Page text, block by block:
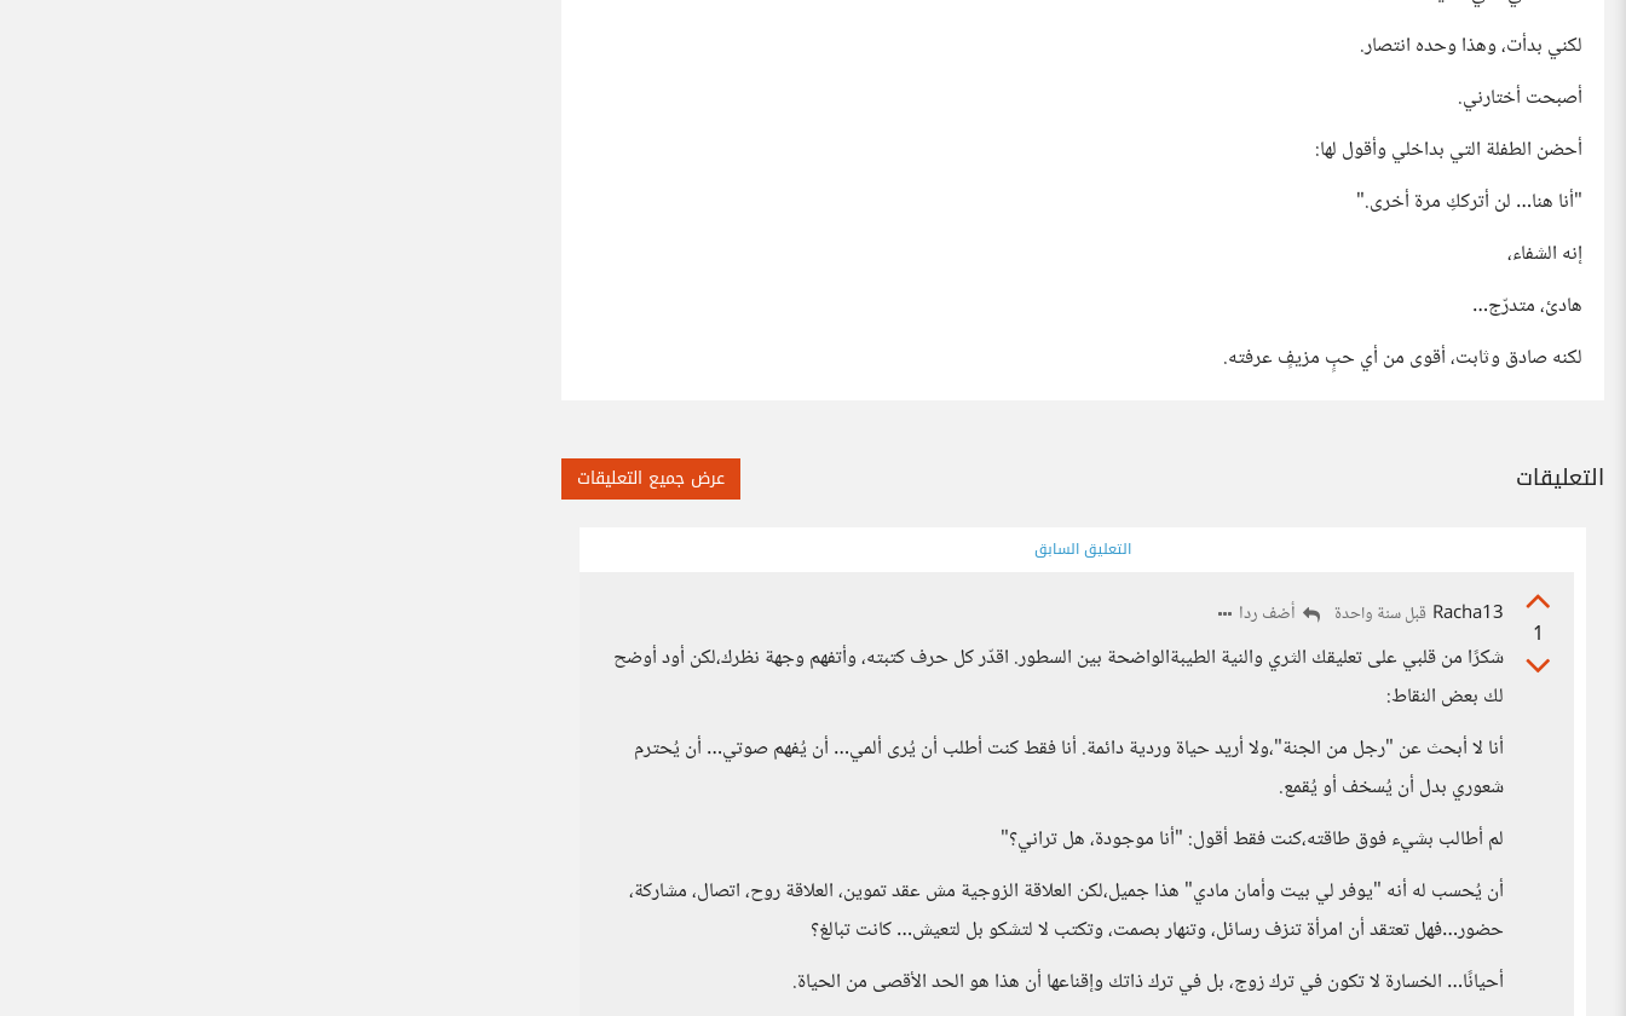
لكني بدأت، وهذا وحده انتصار.
أصبحت أختارني.
أحضن الطفلة التي بداخلي وأقول لها:
"أنا هنا… لن أترككِ مرة أخرى."
إنه الشفاء،
هادئ، متدرّج…
لكنه صادق وثابت، أقوى من أي حبٍ مزيفٍ عرفته.
التعليقات عرض جميع التعليقات
التعليق السابق
1
Racha13 قبل سنة واحدة أضف ردا
شكرًا من قلبي على تعليقك الثري والنية الطيبةالواضحة بين السطور. اقدّر كل حرف كتبته، وأتفهم وجهة نظرك،لكن أود أوضح
لك بعض النقاط:
أنا لا أبحث عن "رجل من الجنة"،ولا أريد حياة وردية دائمة. أنا فقط كنت أطلب أن يُرى ألمي… أن يُفهم صوتي… أن يُحترم
شعوري بدل أن يُسخف أو يُقمع.
لم أطالب بشيء فوق طاقته،كنت فقط أقول: "أنا موجودة، هل تراني؟"
أن يُحسب له أنه "يوفر لي بيت وأمان مادي" هذا جميل،لكن العلاقة الزوجية مش عقد تموين، العلاقة روح، اتصال، مشاركة،
حضور…فهل تعتقد أن امرأة تنزف رسائل، وتنهار بصمت، وتكتب لا لتشكو بل لتعيش… كانت تبالغ؟
أحيانًا… الخسارة لا تكون في ترك زوج، بل في ترك ذاتك وإقناعها أن هذا هو الحد الأقصى من الحياة.